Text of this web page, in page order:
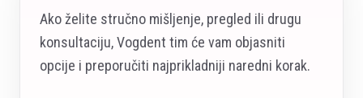
Ako želite stručno mišljenje, pregled ili drugu
konsultaciju, Vogdent tim će vam objasniti
opcije i preporučiti najprikladniji naredni korak.